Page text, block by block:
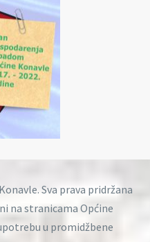
Sva prava pridržana
na stranicama Općine
u promidžbene